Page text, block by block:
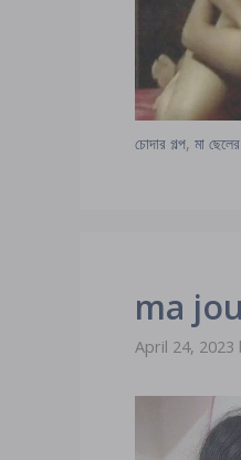
চোদার গল্প, মা
ma
April 24, 2023